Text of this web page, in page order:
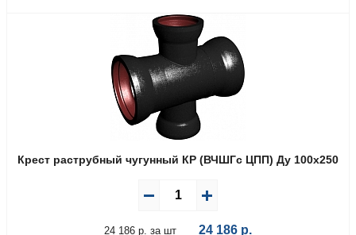
Крест раструбный чугунный КР (ВЧШГс ЦПП) Ду 100х250
24 186 р. за шт 24 186 р.